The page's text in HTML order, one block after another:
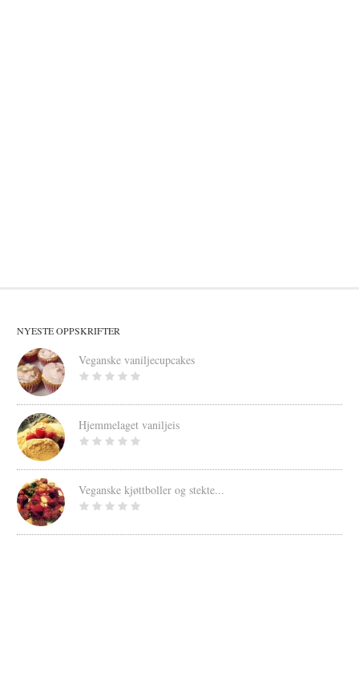
NYESTE OPPSKRIFTER
Veganske vaniljecupcakes
Hjemmelaget vaniljeis
Veganske kjøttboller og stekte...